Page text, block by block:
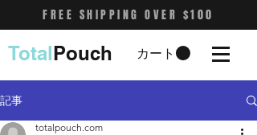
FREE SHIPPING OVER $100
カート
TotalPouch
記事
totalpouch.com